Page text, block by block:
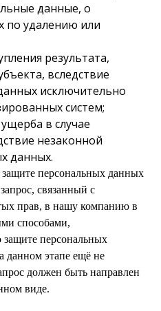
данные, о
по удалению или
результата,
вследствие
исключительно
систем;
в случае
незаконной
данных.
персональных данных
связанный с
прав, в нашу компанию в
способами,
персональных
данном этапе ещё не
должен быть направлен
виде.